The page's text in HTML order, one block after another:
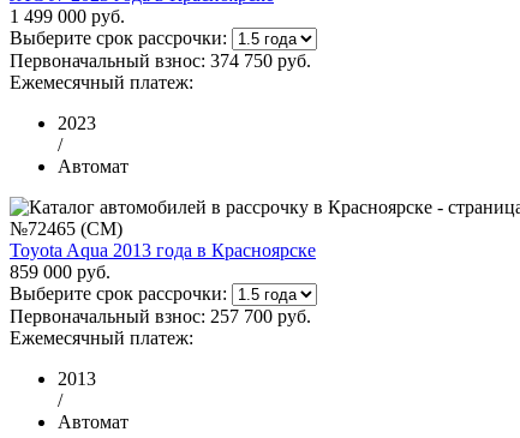
1 499 000 руб.
Выберите срок рассрочки:
Первоначальный взнос: 374 750 руб.
Ежемесячный платеж:
2023
/
Автомат
№72465 (CM)
Toyota Aqua 2013 года в Красноярске
859 000 руб.
Выберите срок рассрочки:
Первоначальный взнос: 257 700 руб.
Ежемесячный платеж:
2013
/
Автомат